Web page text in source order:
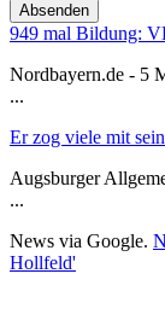
Absenden
949 mal Bildung:
Nordbayern.de - 5
...
Er zog viele mit
Augsburger
...
News via Google.
Hollfeld'